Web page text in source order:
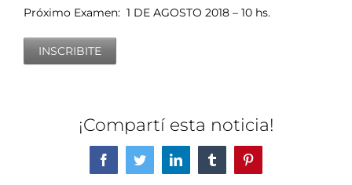
Próximo Examen: 1 DE AGOSTO 2018 – 10 hs.
INSCRIBITE
¡Compartí esta noticia!
FacebookTwitterLinkedInTumblrPinterest